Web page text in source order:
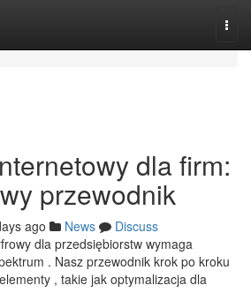
dla firm:
przewodnik
ago News
Discuss
dla przedsiębiorstw wymaga
. Nasz przewodnik krok po kroku
, takie jak optymalizacja dla